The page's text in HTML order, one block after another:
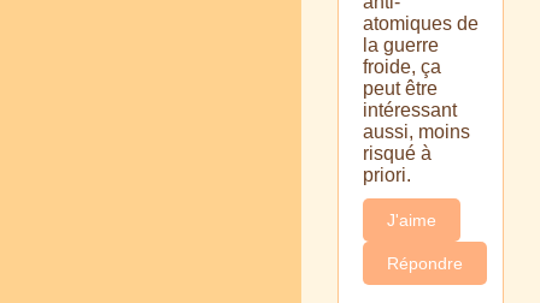
atomiques de
la guerre
froide, ça
peut être
intéressant
aussi, moins
risqué à
priori.
J'aime
Répondre